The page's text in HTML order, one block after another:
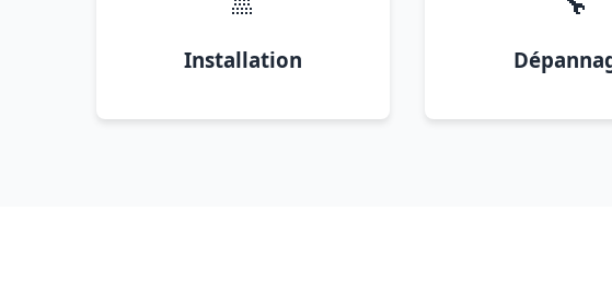
Installation